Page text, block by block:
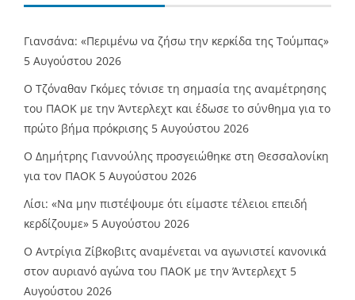
Γιανσάνα: «Περιμένω να ζήσω την κερκίδα της Τούμπας»
5 Αυγούστου 2026
Ο Τζόναθαν Γκόμες τόνισε τη σημασία της αναμέτρησης
του ΠΑΟΚ με την Άντερλεχτ και έδωσε το σύνθημα για το
πρώτο βήμα πρόκρισης 5 Αυγούστου 2026
Ο Δημήτρης Γιαννούλης προσγειώθηκε στη Θεσσαλονίκη
για τον ΠΑΟΚ 5 Αυγούστου 2026
Λίσι: «Να μην πιστέψουμε ότι είμαστε τέλειοι επειδή
κερδίζουμε» 5 Αυγούστου 2026
Ο Αντρίγια Ζίβκοβιτς αναμένεται να αγωνιστεί κανονικά
στον αυριανό αγώνα του ΠΑΟΚ με την Άντερλεχτ 5
Αυγούστου 2026